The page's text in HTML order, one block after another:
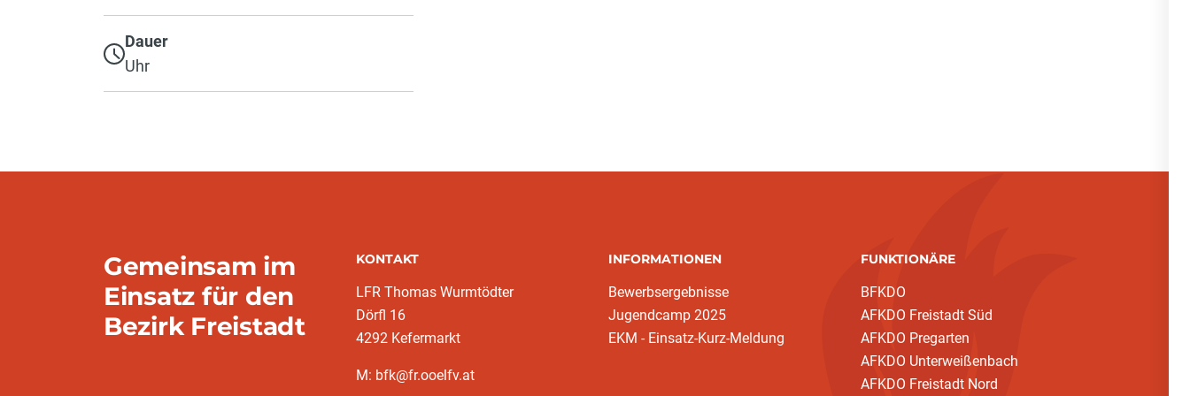
Dauer
Uhr
Gemeinsam im
Einsatz für den
Bezirk Freistadt
KONTAKT
LFR Thomas Wurmtödter
Dörfl 16
4292 Kefermarkt
M: bfk@fr.ooelfv.at
INFORMATIONEN
Bewerbsergebnisse
Jugendcamp 2025
EKM - Einsatz-Kurz-Meldung
FUNKTIONÄRE
BFKDO
AFKDO Freistadt Süd
AFKDO Pregarten
AFKDO Unterweißenbach
AFKDO Freistadt Nord